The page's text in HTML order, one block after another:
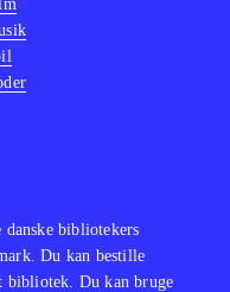
af
spillet
år
-
bibliotekers
Du kan bestille
bibliotek. Du kan bruge